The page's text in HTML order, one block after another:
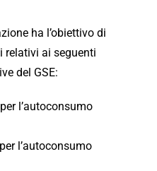
ha l’obiettivo di
relativi ai seguenti
del GSE:
l’autoconsumo
l’autoconsumo